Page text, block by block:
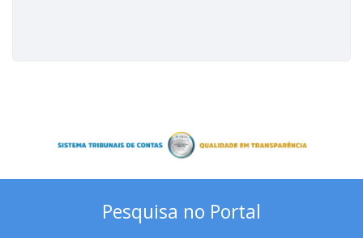
Pesquisa no Portal